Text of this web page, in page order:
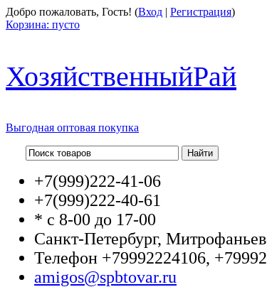
Добро пожаловать, Гость! (Вход | Регистрация)
Корзина: пусто
ХозяйственныйРай
Выгодная оптовая покупка
+7(999)222-41-06
+7(999)222-40-61
* с 8-00 до 17-00
Санкт-Петербург,
Телефон +79992224106,
amigos@spbtovar.ru